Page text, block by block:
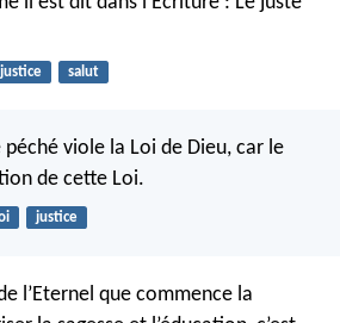
justice salut
viole la Loi de Dieu, car le
de cette Loi.
justice
l’Eternel que commence la